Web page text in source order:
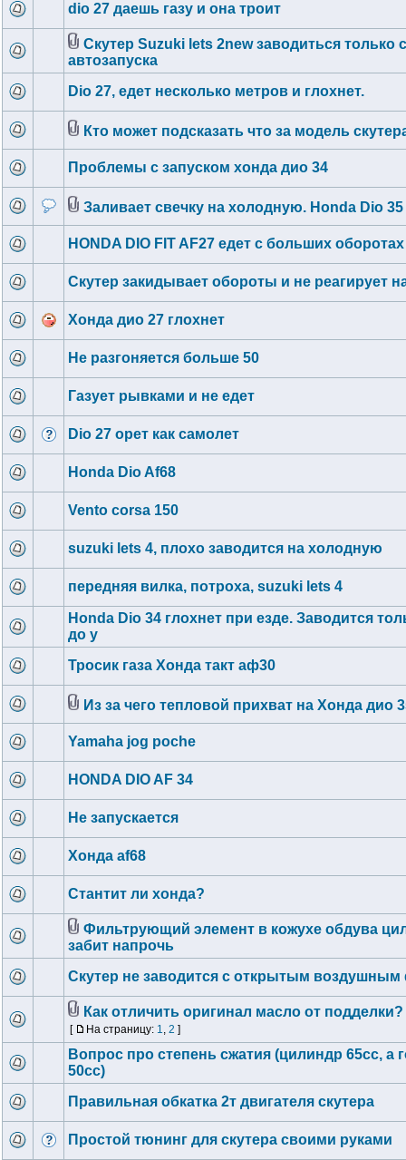
dio 27 даешь газу и она троит
Скутер Suzuki lets 2new заводиться только с
автозапуска
Dio 27, едет несколько метров и глохнет.
Кто может подсказать что за модель
Проблемы с запуском хонда дио 34
Заливает свечку на холодную. Honda Dio 35
HONDA DIO FIT AF27 едет с больших оборотах
Скутер закидывает обороты и не реагирует
Хонда дио 27 глохнет
Не разгоняется больше 50
Газует рывками и не едет
Dio 27 орет как самолет
Honda Dio Af68
Vento corsa 150
suzuki lets 4, плохо заводится на холодную
передняя вилка, потроха, suzuki lets 4
Honda Dio 34 глохнет при езде. Заводится
до у
Тросик газа Хонда такт аф30
Из за чего тепловой прихват на Хонда дио
Yamaha jog poche
HONDA DIO AF 34
Не запускается
Хонда af68
Стантит ли хонда?
Фильтрующий элемент в кожухе обдува
забит напрочь
Скутер не заводится с открытым
Как отличить оригинал масло от подделки?
[ На страницу: 1, 2 ]
Вопрос про степень сжатия (цилиндр 65сс, а
50сс)
Правильная обкатка 2т двигателя скутера
Простой тюнинг для скутера своими руками